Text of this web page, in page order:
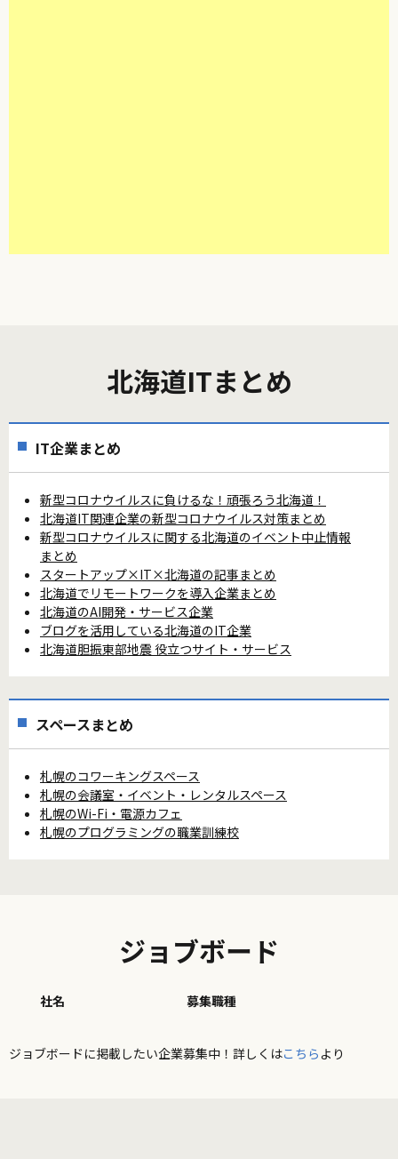
北海道ITまとめ
IT企業まとめ
新型コロナウイルスに負けるな！頑張ろう北海道！
北海道IT関連企業の新型コロナウイルス対策まとめ
新型コロナウイルスに関する北海道のイベント中止情報
まとめ
スタートアップ×IT×北海道の記事まとめ
北海道でリモートワークを導入企業まとめ
北海道のAI開発・サービス企業
ブログを活用している北海道のIT企業
北海道胆振東部地震 役立つサイト・サービス
スペースまとめ
札幌のコワーキングスペース
札幌の会議室・イベント・レンタルスペース
札幌のWi-Fi・電源カフェ
札幌のプログラミングの職業訓練校
ジョブボード
社名 募集職種
ジョブボードに掲載したい企業募集中！詳しくはこちら より